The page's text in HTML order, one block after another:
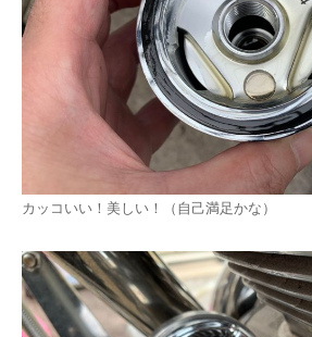
カッコいい！美しい！（自己満足かな）